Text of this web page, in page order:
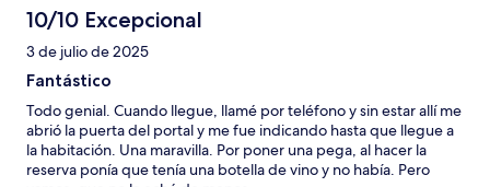
10/10 Excepcional
3 de julio de 2025
Fantástico
Todo genial. Cuando llegue, llamé por teléfono y sin estar allí me
abrió la puerta del portal y me fue indicando hasta que llegue a
la habitación. Una maravilla. Por poner una pega, al hacer la
reserva ponía que tenía una botella de vino y no había. Pero